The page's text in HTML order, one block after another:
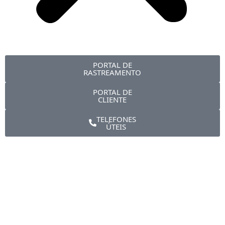
PORTAL DE
RASTREAMENTO
PORTAL DE
CLIENTE
TELEFONES
ÚTEIS